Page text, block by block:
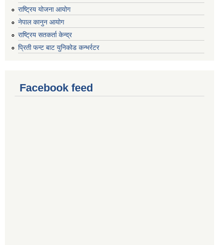
राष्ट्रिय योजना आयोग
नेपाल कानुन आयोग
राष्ट्रिय सतकर्ता केन्द्र
प्रिती फन्ट बाट युनिकोड कन्भर्रटर
Facebook feed